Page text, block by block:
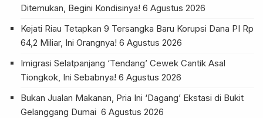
Ditemukan, Begini Kondisinya! 6 Agustus 2026
Kejati Riau Tetapkan 9 Tersangka Baru Korupsi Dana PI Rp
64,2 Miliar, Ini Orangnya! 6 Agustus 2026
Imigrasi Selatpanjang ‘Tendang’ Cewek Cantik Asal
Tiongkok, Ini Sebabnya! 6 Agustus 2026
Bukan Jualan Makanan, Pria Ini ‘Dagang’ Ekstasi di Bukit
Gelanggang Dumai 6 Agustus 2026